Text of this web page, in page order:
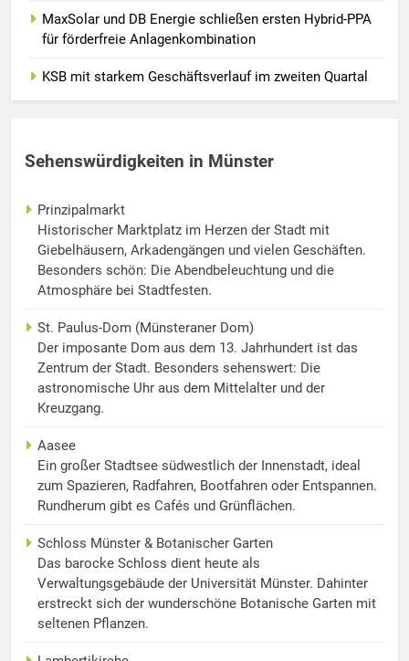
MaxSolar und DB Energie schließen ersten Hybrid-PPA
für förderfreie Anlagenkombination
KSB mit starkem Geschäftsverlauf im zweiten Quartal
Sehenswürdigkeiten in Münster
Prinzipalmarkt
Historischer Marktplatz im Herzen der Stadt mit
Giebelhäusern, Arkadengängen und vielen Geschäften.
Besonders schön: Die Abendbeleuchtung und die
Atmosphäre bei Stadtfesten.
St. Paulus-Dom (Münsteraner Dom)
Der imposante Dom aus dem 13. Jahrhundert ist das
Zentrum der Stadt. Besonders sehenswert: Die
astronomische Uhr aus dem Mittelalter und der
Kreuzgang.
Aasee
Ein großer Stadtsee südwestlich der Innenstadt, ideal
zum Spazieren, Radfahren, Bootfahren oder Entspannen.
Rundherum gibt es Cafés und Grünflächen.
Schloss Münster & Botanischer Garten
Das barocke Schloss dient heute als
Verwaltungsgebäude der Universität Münster. Dahinter
erstreckt sich der wunderschöne Botanische Garten mit
seltenen Pflanzen.